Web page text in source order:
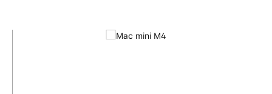
Bildergalerie überspringen